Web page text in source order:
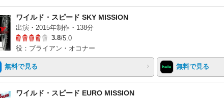
ワイルド・スピード SKY MISSION
出演・2015年制作・138分
3.8/5.0
役：ブライアン・オコナー
無料で見る 無料で見る
ワイルド・スピード EURO MISSION